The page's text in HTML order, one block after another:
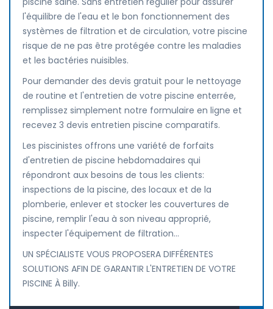
l'équilibre de l'eau et le bon fonctionnement des
systèmes de filtration et de circulation, votre piscine
risque de ne pas être protégée contre les maladies
et les bactéries nuisibles.
Pour demander des devis gratuit pour le nettoyage
de routine et l'entretien de votre piscine enterrée,
remplissez simplement notre formulaire en ligne et
recevez 3 devis entretien piscine comparatifs.
Les piscinistes offrons une variété de forfaits
d'entretien de piscine hebdomadaires qui
répondront aux besoins de tous les clients:
inspections de la piscine, des locaux et de la
plomberie, enlever et stocker les couvertures de
piscine, remplir l'eau à son niveau approprié,
inspecter l'équipement de filtration...
UN SPÉCIALISTE VOUS PROPOSERA DIFFÉRENTES
SOLUTIONS AFIN DE GARANTIR L'ENTRETIEN DE VOTRE
PISCINE À Billy.